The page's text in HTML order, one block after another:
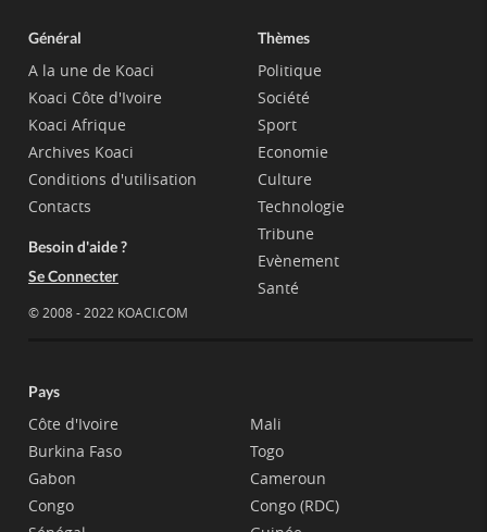
Général
A la une de Koaci
Koaci Côte d'Ivoire
Koaci Afrique
Archives Koaci
Conditions d'utilisation
Contacts
Besoin d'aide ?
Se Connecter
© 2008 - 2022 KOACI.COM
Thèmes
Politique
Société
Sport
Economie
Culture
Technologie
Tribune
Evènement
Santé
Pays
Côte d'Ivoire
Burkina Faso
Gabon
Congo
Mali
Togo
Cameroun
Congo (RDC)